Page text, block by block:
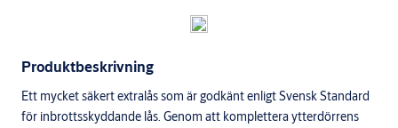
Produktbeskrivning
Ett mycket säkert extralås som är godkänt enligt Svensk Standard
för inbrottsskyddande lås. Genom att komplettera ytterdörrens